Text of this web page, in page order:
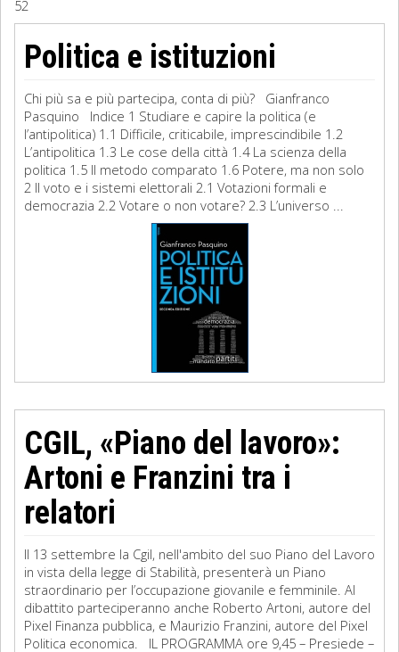
Filosofia
Storia
Matematica
Diritto
52
Politica e istituzioni
Chi più sa e più partecipa, conta di più? Gianfranco
Pasquino Indice 1 Studiare e capire la politica (e
l’antipolitica) 1.1 Difficile, criticabile, imprescindibile 1.2
L’antipolitica 1.3 Le cose della città 1.4 La scienza della
politica 1.5 Il metodo comparato 1.6 Potere, ma non solo
2 Il voto e i sistemi elettorali 2.1 Votazioni formali e
democrazia 2.2 Votare o non votare? 2.3 L’universo ...
CGIL, «Piano del lavoro»:
Artoni e Franzini tra i
relatori
Il 13 settembre la Cgil, nell'ambito del suo Piano del Lavoro
in vista della legge di Stabilità, presenterà un Piano
straordinario per l’occupazione giovanile e femminile. Al
dibattito parteciperanno anche Roberto Artoni, autore del
Pixel Finanza pubblica, e Maurizio Franzini, autore del Pixel
Politica economica. IL PROGRAMMA ore 9,45 – Presiede –